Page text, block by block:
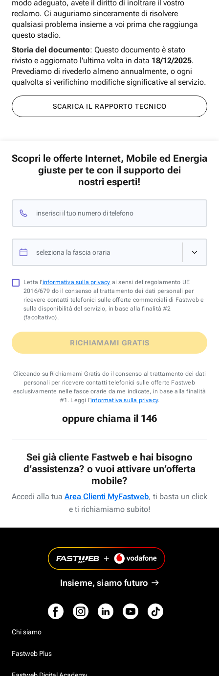
modo adeguato, avete il diritto di inoltrare il vostro
reclamo. Ci auguriamo sinceramente di risolvere
qualsiasi problema insieme a voi prima che raggiunga
questo stadio.
Storia del documento: Questo documento è stato
rivisto e aggiornato l'ultima volta in data 18/12/2025.
Prevediamo di rivederlo almeno annualmente, o ogni
qualvolta si verifichino modifiche significative al servizio.
SCARICA IL RAPPORTO TECNICO
Scopri le offerte Internet, Mobile ed Energia
giuste per te con il supporto dei
nostri esperti!
inserisci il tuo numero di telefono
seleziona la fascia oraria
Letta l'informativa sulla privacy ai sensi del regolamento UE
2016/679 do il consenso al trattamento dei dati personali per
ricevere contatti telefonici sulle offerte commerciali di Fastweb e
sulla disponibilità del servizio, in base alla finalità #2
(facoltativo).
RICHIAMAMI GRATIS
Cliccando su Richiamami Gratis do il consenso al trattamento dei dati
personali per ricevere contatti telefonici sulle offerte Fastweb
esclusivamente nelle fasce orarie da me indicate, in base alla finalità
#1. Leggi l'informativa sulla privacy.
oppure chiama il 146
Sei già cliente Fastweb e hai bisogno
d’assistenza? o vuoi attivare un’offerta
mobile?
Accedi alla tua Area Clienti MyFastweb, ti basta un click
e ti richiamiamo subito!
Insieme, siamo futuro
Chi siamo
Fastweb Plus